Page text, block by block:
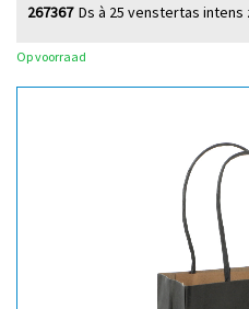
Ds à 25 venstertas intens
267367
Op voorraad